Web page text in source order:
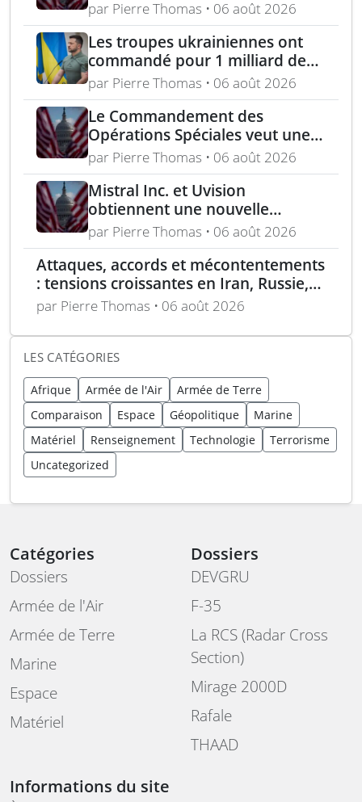
forces pour renforcer le soutien
aux équipes américaines de
déminage
par Pierre Thomas • 06 août 2026
Les troupes ukrainiennes ont
commandé pour 1 milliard de
dollars lors de la première
année du marché Brave1
par Pierre Thomas • 06 août 2026
Le Commandement des
Opérations Spéciales veut une
mitrailleuse 5,56 mm de 4,5 kg
par Pierre Thomas • 06 août 2026
Mistral Inc. et Uvision
obtiennent une nouvelle
commande pour le programme
US Army Lethal Unmanned
Systems
par Pierre Thomas • 06 août 2026
Attaques, accords et mécontentements
: tensions croissantes en Iran, Russie,
Chine, Corée du Nord et jihadistes
par Pierre Thomas • 06 août 2026
LES CATÉGORIES
Afrique Armée de l'Air
Armée de Terre
Comparaison
Espace Géopolitique
Marine
Matériel
Renseignement Technologie
Terrorisme
Uncategorized
Catégories
Dossiers
Armée de l'Air
Armée de Terre
Marine
Espace
Matériel
Dossiers
DEVGRU
F-35
La RCS (Radar Cross
Section)
Mirage 2000D
Rafale
THAAD
Informations du site